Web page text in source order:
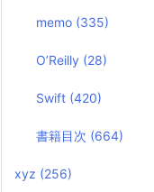
memo (335)
O’Reilly (28)
Swift (420)
書籍目次 (664)
xyz (256)